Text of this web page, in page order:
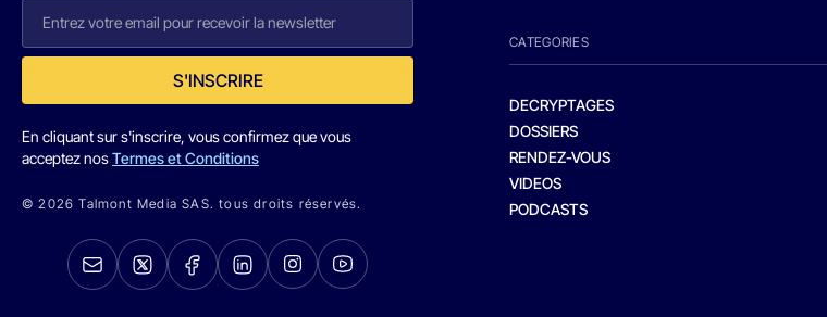
S'INSCRIRE
En cliquant sur s'inscrire, vous confirmez que vous
acceptez nosTermes et Conditions
© 2026 Talmont Media SAS. tous droits réservés.
CATEGORIES
DECRYPTAGES
DOSSIERS
RENDEZ-VOUS
VIDEOS
PODCASTS